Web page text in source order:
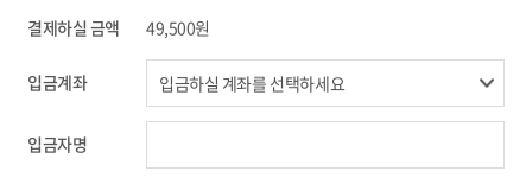
결제하실 금액
49,500원
입금계좌
입금자명